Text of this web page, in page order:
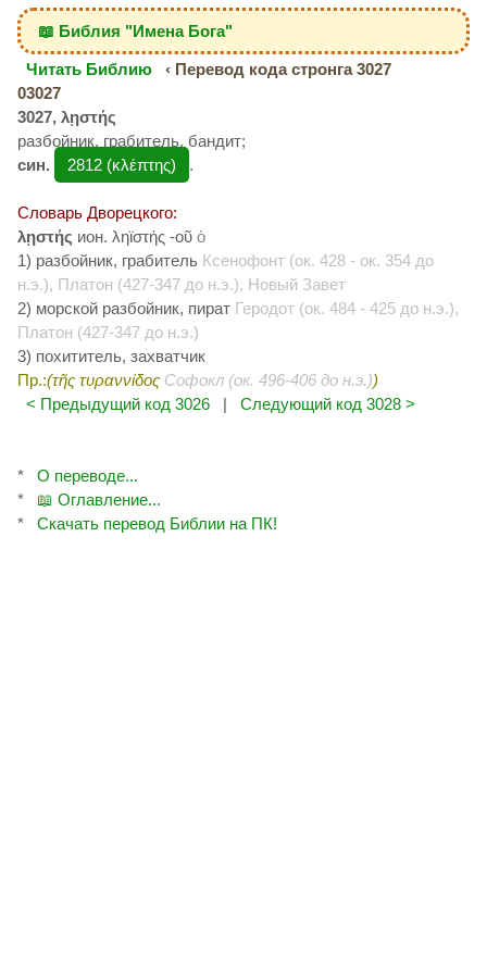
📖 Библия "Имена Бога"
Читать Библию
‹ Перевод кода стронга 3027
03027
3027, λῃστής
разбойник, грабитель, бандит;
син.
2812 (κλέπτης) .
Словарь Дворецкого:
λῃστής ион. ληϊστής -οῦ ὁ
1) разбойник, грабитель Ксенофонт (ок. 428 - ок. 354 до
н.э.), Платон (427-347 до н.э.), Новый Завет
2) морской разбойник, пират Геродот (ок. 484 - 425 до н.э.),
Платон (427-347 до н.э.)
3) похититель, захватчик
Пр.:(τῆς τυραννίδος Софокл (ок. 496-406 до н.э.))
< Предыдущий код 3026
| Следующий код 3028 >
*
О переводе...
*
📖 Оглавление...
*
Скачать перевод Библии на ПК!